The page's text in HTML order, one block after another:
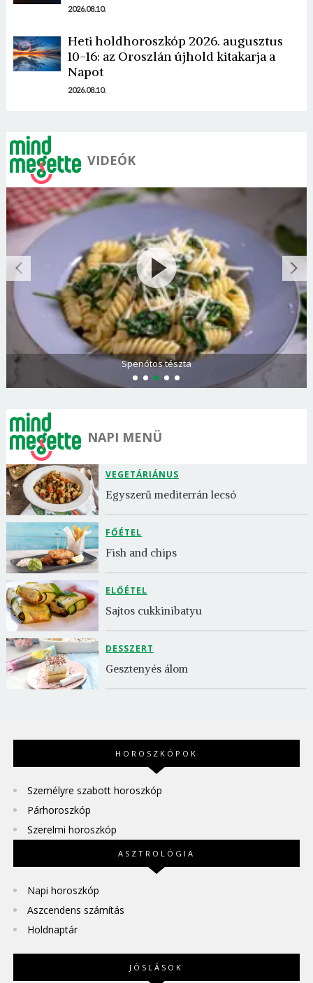
2026.08.10.
Heti holdhoroszkóp 2026. augusztus
10-16: az Oroszlán újhold kitakarja a
Napot
2026.08.10.
VIDEÓK
Spenótos tészta
NAPI MENÜ
VEGETÁRIÁNUS
Egyszerű mediterrán lecsó
FŐÉTEL
Fish and chips
ELŐÉTEL
Sajtos cukkinibatyu
DESSZERT
Gesztenyés álom
HOROSZKÓPOK
Személyre szabott horoszkóp
Párhoroszkóp
Szerelmi horoszkóp
ASZTROLÓGIA
Napi horoszkóp
Aszcendens számítás
Holdnaptár
JÓSLÁSOK